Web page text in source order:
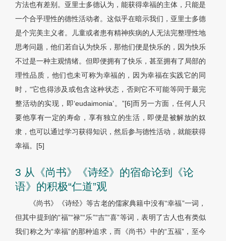
方法也有差别。亚里士多德认为，能获得幸福的主体，只能是
一个合乎理性的德性活动者。这似乎在暗示我们，亚里士多德
是个完美主义者。儿童或者患有精神疾病的人无法完整理性地
思考问题，他们若自认为快乐，那他们便是快乐的，因为快乐
不过是一种主观情绪。但即便拥有了快乐，甚至拥有了局部的
理性品质，他们也未可称为幸福的，因为幸福在实践它的同
时，“它也得涉及或包含这种状态，否则它不可能等同于最完
整活动的实现，即‘eudaimonia’。”[6]而另一方面，任何人只
要他享有一定的寿命，享有独立的生活，即便是被解放的奴
隶，也可以通过学习获得知识，然后参与德性活动，就能获得
幸福。[5]
3 从《尚书》《诗经》的宿命论到《论
语》的积极“仁道”观
《尚书》《诗经》等古老的儒家典籍中没有“幸福”一词，
但其中提到的“福”“禄”“乐”“吉”“喜”等词，表明了古人也有类似
我们称之为“幸福”的那种追求，而《尚书》中的“五福”，至今